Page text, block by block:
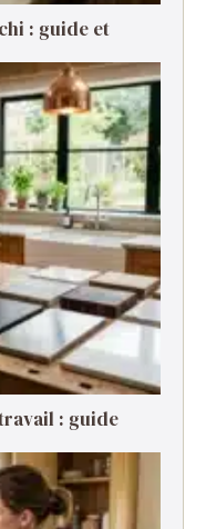
: guide et
: guide